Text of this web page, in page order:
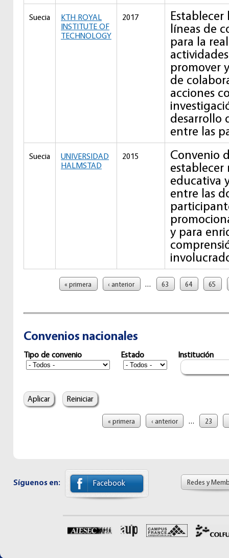
Suecia
KTH ROYAL
INSTITUTE OF
TECHNOLOGY
2017
Establecer
líneas de
para la
promover
de
acciones
desarrollo
entre las
Suecia
UNIVERSIDAD
HALMSTAD
2015
Convenio
establecer
educativa
entre las
y para
Páginas« primera ‹ anterior … 63 64 65
Convenios nacionales
Tipo de convenio Estado Institución
« primera ‹ anterior … 23
Síguenos en: Facebook Redes y